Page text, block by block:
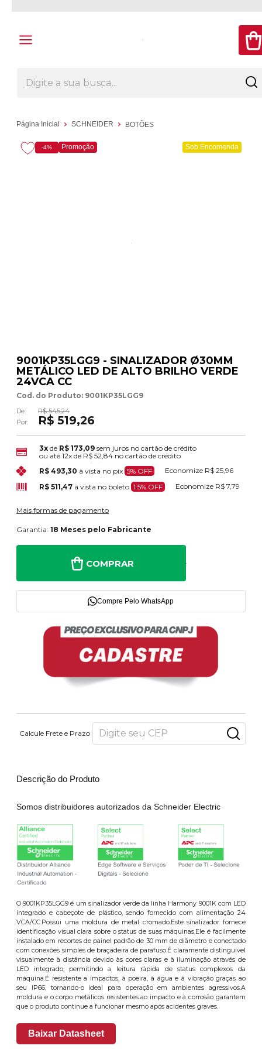
Página Inicial SCHNEIDER BOTÕES
-4% Promoção Sob Encomenda
9001KP35LGG9 - SINALIZADOR Ø30MM
METÁLICO LED DE ALTO BRILHO VERDE
24VCA CC
Cod. do Produto: 9001KP35LGG9
De:
R$ 545,24
Por:
R$ 519,26
3x de R$ 173,09 sem juros no cartão de crédito
ou até12x de R$ 52,84 no cartão de crédito
R$ 493,30 à vista no pix 5% OFF Economize R$ 25,96
R$ 511,47 à vista no boleto 1.5% OFF Economize R$ 7,79
Mais formas de pagamento
Garantia:18 Meses pelo Fabricante
COMPRAR
Compre Pelo WhatsApp
Calcule Frete e Prazo
Descrição do Produto
Somos distribuidores autorizados da Schneider Electric
O 9001KP35LGG9 é um sinalizador verde da linha Harmony 9001K com LED
integrado e cabeçote de plástico, sendo fornecido com alimentação 24
VCA/CC.Possui uma moldura de metal cromado.Este sinalizador fornece
identificação visual clara sobre o status de suas máquinas.Ele é facilmente
instalado em recortes de painel padrão de 30 mm de diâmetro e conectado
com conexões simples de braçadeira de parafuso.É claramente distinguível
visualmente à distância devido às cores claras e à iluminação através de
LED integrado, permitindo a leitura rápida de status complexos da
máquina.É resistente a impactos, à poeira, à água e à vibração graças ao
seu IP66, tornando-o ideal para operação em ambientes agressivos.A
moldura e o corpo metálicos resistentes ao impacto e à corrosão garantem
que o produto continue a funcionar mesmo após acidentes graves.
Baixar Datasheet